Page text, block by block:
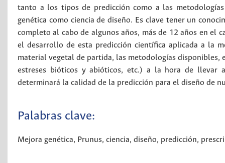
tanto a los tipos de predicción como a las
genética como ciencia de diseño. Es clave tener un
completo al cabo de algunos años, más de 12 años en el
el desarrollo de esta predicción científica aplicada a la
material vegetal de partida, las metodologías
estreses bióticos y abióticos, etc.) a la hora de llevar
determinará la calidad de la predicción para el diseño de
Palabras clave:
Mejora genética, Prunus, ciencia, diseño, predicción,